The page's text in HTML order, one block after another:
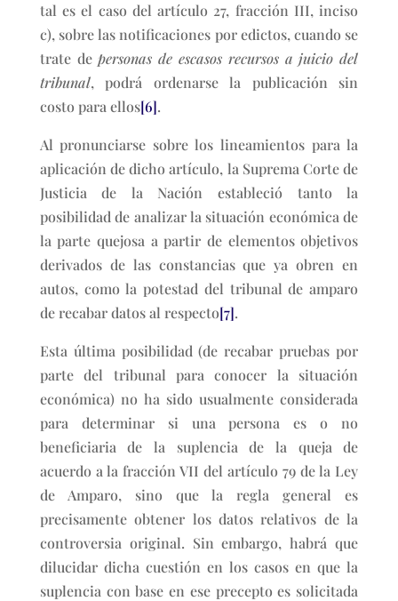
tal es el caso del artículo 27, fracción III, inciso
c), sobre las notificaciones por edictos, cuando se
trate depersonas de escasos recursos a juicio del
tribunal, podrá ordenarse la publicación sin
costo para ellos[6].
Al pronunciarse sobre los lineamientos para la
aplicación de dicho artículo, la Suprema Corte de
Justicia de la Nación estableció tanto la
posibilidad de analizar la situación económica de
la parte quejosa a partir de elementos objetivos
derivados de las constancias que ya obren en
autos, como la potestad del tribunal de amparo
de recabar datos al respecto[7].
Esta última posibilidad (de recabar pruebas por
parte del tribunal para conocer la situación
económica) no ha sido usualmente considerada
para determinar si una persona es o no
beneficiaria de la suplencia de la queja de
acuerdo a la fracción VII del artículo 79 de la Ley
de Amparo, sino que la regla general es
precisamente obtener los datos relativos de la
controversia original. Sin embargo, habrá que
dilucidar dicha cuestión en los casos en que la
suplencia con base en ese precepto es solicitada